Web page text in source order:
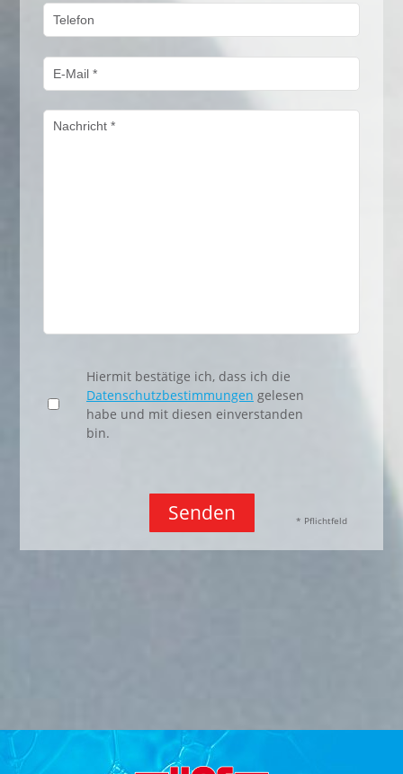
Hiermit bestätige ich, dass ich die
Datenschutzbestimmungen gelesen
habe und mit diesen einverstanden
bin.
* Pflichtfeld
Senden